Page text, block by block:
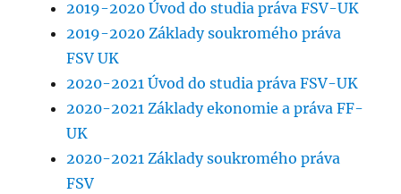
2019-2020 Úvod do studia práva FSV-UK
2019-2020 Základy soukromého práva
FSV UK
2020-2021 Úvod do studia práva FSV-UK
2020-2021 Základy ekonomie a práva FF-
UK
2020-2021 Základy soukromého práva
FSV